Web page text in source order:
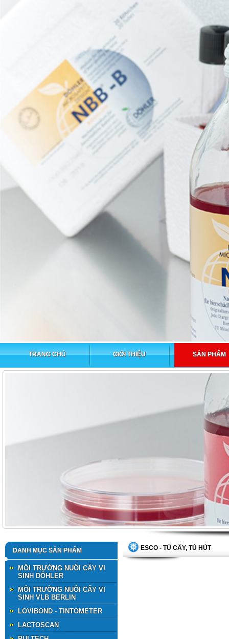
TRANG CHỦ GIỚI THIỆU SẢN PHẨM
DANH MỤC SẢN PHẨM
MÔI TRƯỜNG NUÔI CẤY VI
SINH DÖHLER
MÔI TRƯỜNG NUÔI CẤY VI
SINH VLB BERLIN
LOVIBOND - TINTOMETER
LACTOSCAN
ESCO - TỦ CẤY, TỦ HÚT